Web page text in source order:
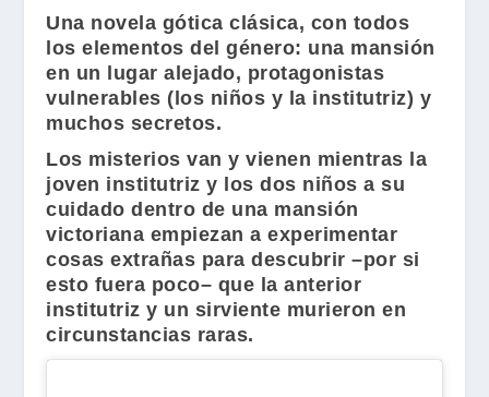
Una novela gótica clásica, con todos
los elementos del género: una mansión
en un lugar alejado, protagonistas
vulnerables (los niños y la institutriz) y
muchos secretos.
Los misterios van y vienen mientras la
joven institutriz y los dos niños a su
cuidado dentro de una mansión
victoriana empiezan a experimentar
cosas extrañas para descubrir –por si
esto fuera poco– que la anterior
institutriz y un sirviente murieron en
circunstancias raras.